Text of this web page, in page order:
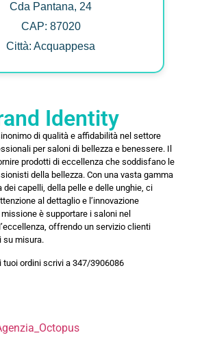
Cda Pantana, 24
CAP: 87020
Città: Acquappesa
Identity
di qualità e affidabilità nel settore
per saloni di bellezza e benessere. Il
prodotti di eccellenza che soddisfano le
della bellezza. Con una vasta gamma
dei capelli, della pelle e delle unghie, ci
al dettaglio e l’innovazione
è supportare i saloni nel
offrendo un servizio clienti
su misura.
tuoi ordini scrivi a 347/3906086